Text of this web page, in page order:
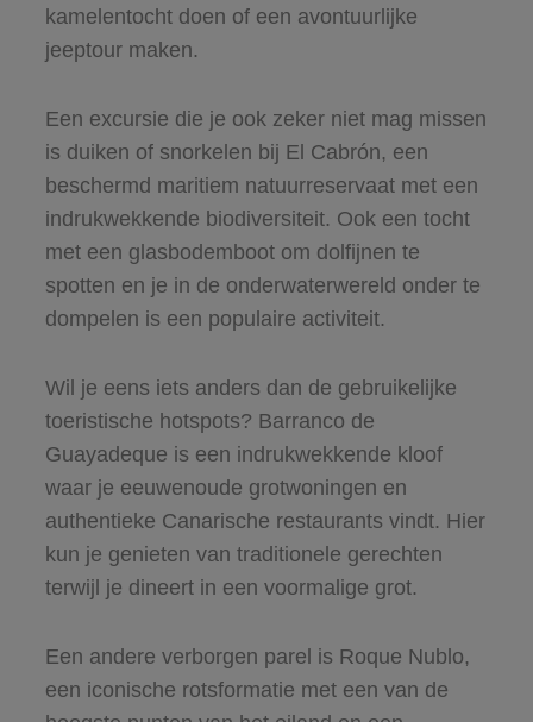
kamelentocht doen of een avontuurlijke
jeeptour maken.
Een excursie die je ook zeker niet mag missen
is duiken of snorkelen bij El Cabrón, een
beschermd maritiem natuurreservaat met een
indrukwekkende biodiversiteit. Ook een tocht
met een glasbodemboot om dolfijnen te
spotten en je in de onderwaterwereld onder te
dompelen is een populaire activiteit.
Wil je eens iets anders dan de gebruikelijke
toeristische hotspots? Barranco de
Guayadeque is een indrukwekkende kloof
waar je eeuwenoude grotwoningen en
authentieke Canarische restaurants vindt. Hier
kun je genieten van traditionele gerechten
terwijl je dineert in een voormalige grot.
Een andere verborgen parel is Roque Nublo,
een iconische rotsformatie met een van de